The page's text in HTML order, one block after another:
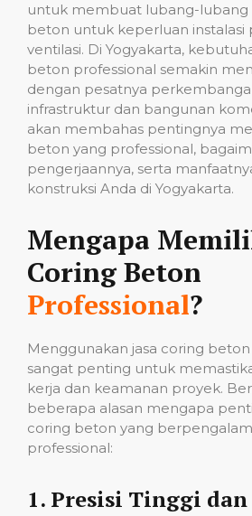
untuk membuat lubang-lubang
beton untuk keperluan instalasi
ventilasi. Di Yogyakarta,
beton professional semakin
dengan pesatnya
infrastruktur dan bangunan
akan membahas pentingnya
beton yang professional,
pengerjaannya, serta
konstruksi Anda di Yogyakarta.
Mengapa
Coring Beton
Professional?
Menggunakan jasa coring
sangat penting untuk
kerja dan keamanan proyek.
beberapa alasan mengapa
coring beton yang
professional:
1. Presisi Tinggi